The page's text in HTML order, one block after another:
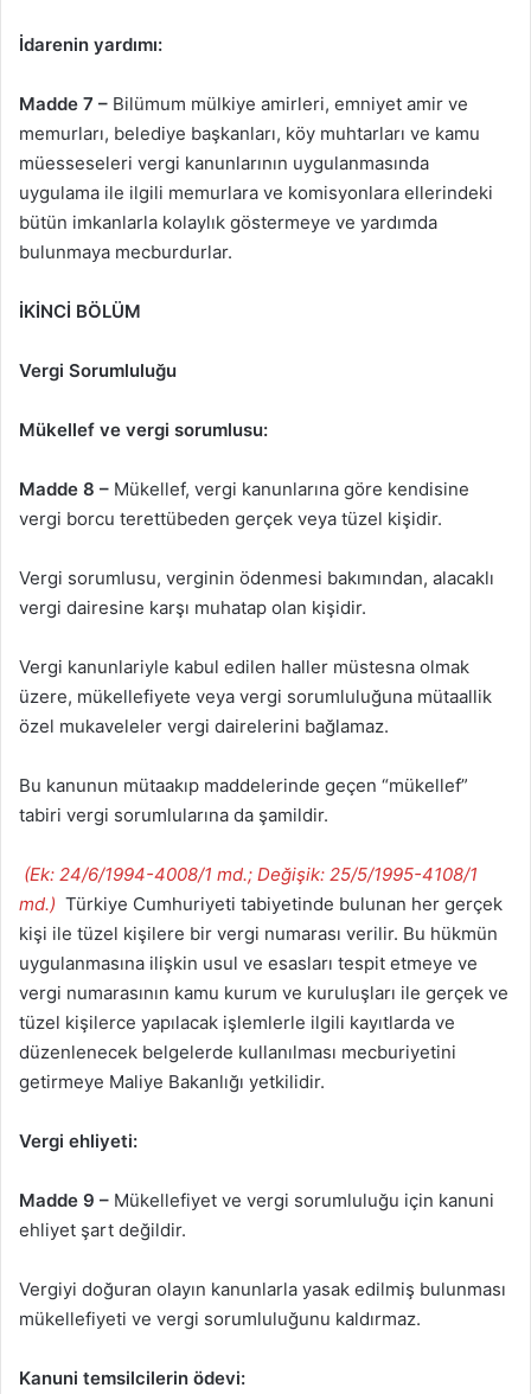
İdarenin yardımı:
Madde 7 – Bilümum mülkiye amirleri, emniyet amir ve
memurları, belediye başkanları, köy muhtarları ve kamu
müesseseleri vergi kanunlarının uygulanmasında
uygulama ile ilgili memurlara ve komisyonlara ellerindeki
bütün imkanlarla kolaylık göstermeye ve yardımda
bulunmaya mecburdurlar.
İKİNCİ BÖLÜM
Vergi Sorumluluğu
Mükellef ve vergi sorumlusu:
Madde 8 – Mükellef, vergi kanunlarına göre kendisine
vergi borcu terettübeden gerçek veya tüzel kişidir.
Vergi sorumlusu, verginin ödenmesi bakımından, alacaklı
vergi dairesine karşı muhatap olan kişidir.
Vergi kanunlariyle kabul edilen haller müstesna olmak
üzere, mükellefiyete veya vergi sorumluluğuna mütaallik
özel mukaveleler vergi dairelerini bağlamaz.
Bu kanunun mütaakıp maddelerinde geçen “mükellef”
tabiri vergi sorumlularına da şamildir.
(Ek: 24/6/1994-4008/1 md.; Değişik: 25/5/1995-4108/1
md.) Türkiye Cumhuriyeti tabiyetinde bulunan her gerçek
kişi ile tüzel kişilere bir vergi numarası verilir. Bu hükmün
uygulanmasına ilişkin usul ve esasları tespit etmeye ve
vergi numarasının kamu kurum ve kuruluşları ile gerçek ve
tüzel kişilerce yapılacak işlemlerle ilgili kayıtlarda ve
düzenlenecek belgelerde kullanılması mecburiyetini
getirmeye Maliye Bakanlığı yetkilidir.
Vergi ehliyeti:
Madde 9 – Mükellefiyet ve vergi sorumluluğu için kanuni
ehliyet şart değildir.
Vergiyi doğuran olayın kanunlarla yasak edilmiş bulunması
mükellefiyeti ve vergi sorumluluğunu kaldırmaz.
Kanuni temsilcilerin ödevi: